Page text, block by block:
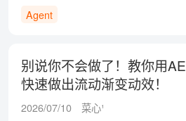
Agent
别说你不会做了！教你用AE
快速做出流动渐变动效！
2026/07/10
菜心¹